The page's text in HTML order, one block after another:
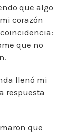
que algo
corazón
que no
llenó mi
respuesta
que